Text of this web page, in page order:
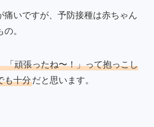
痛いですが、予防接種は赤ちゃん
。
「頑張ったね〜！」って抱っこし
も十分だと思います。